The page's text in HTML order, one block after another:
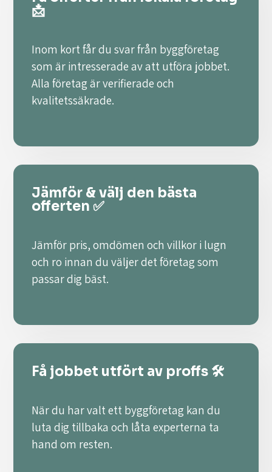
📩
Inom kort får du svar från byggföretag
som är intresserade av att utföra jobbet.
Alla företag är verifierade och
kvalitetssäkrade.
Jämför & välj den bästa
offerten ✅
Jämför pris, omdömen och villkor i lugn
och ro innan du väljer det företag som
passar dig bäst.
Få jobbet utfört av proffs 🛠️
När du har valt ett byggföretag kan du
luta dig tillbaka och låta experterna ta
hand om resten.